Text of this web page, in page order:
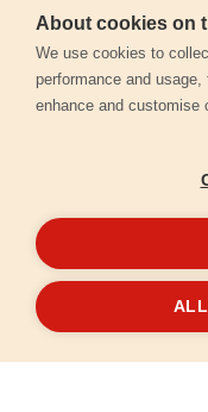
© 2026
Személyes adatok
Kapcsolat
Garancia
About cookies on
We use cookies to
performance and
enhance and customise